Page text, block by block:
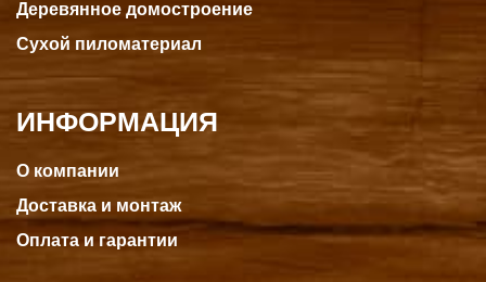
Деревянное домостроение
Сухой пиломатериал
ИНФОРМАЦИЯ
О компании
Доставка и монтаж
Оплата и гарантии